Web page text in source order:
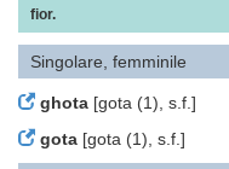
fior.
Singolare, femminile
ghota [gota (1), s.f.]
gota [gota (1), s.f.]